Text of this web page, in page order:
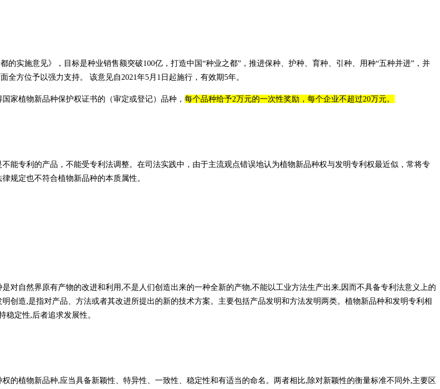
实施意见》，目标是种业销售额突破100亿，打造中国“种业之都”，推进保种、护种、育种、引种、用种“五种并进”，并
方位予以强力支持。 该意见自2021年5月1日起施行，有效期5年。
家植物新品种保护权证书的（审定或登记）品种， 每个品种给予2万元的一次性奖励，每个企业不超过20万元。
能专利的产品，不能受专利法调整。在司法实践中，由于主流观点错误地认为植物新品种权与发明专利权最近似，常将专
规定也不符合植物新品种的本质属性。
对自然界原有产物的改进和利用,不是人们创造出来的一种全新的产物,不能以工业方法生产出来,因而不具备专利法意义上的
创造,是指对产品、方法或者其改进所提出的新的技术方案。主要包括产品发明和方法发明两类。植物新品种和发明专利相
稳定性,后者追求发展性。
的植物新品种,应当具备新颖性、特异性、一致性、稳定性和有适当的命名。两者相比,除对新颖性的衡量标准不同外,主要区